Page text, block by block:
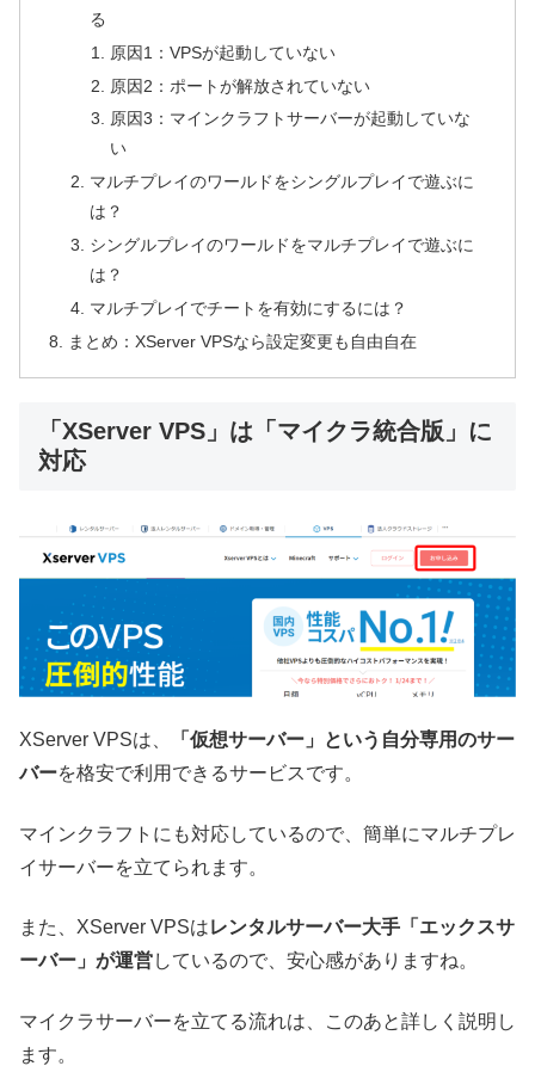
る
原因1：VPSが起動していない
原因2：ポートが解放されていない
原因3：マインクラフトサーバーが起動していな
い
マルチプレイのワールドをシングルプレイで遊ぶに
は？
シングルプレイのワールドをマルチプレイで遊ぶに
は？
マルチプレイでチートを有効にするには？
まとめ：XServer VPSなら設定変更も自由自在
「XServer VPS」は「マイクラ統合版」に
対応
XServer VPSは、
「仮想サーバー」という自分専用のサー
バーを格安で利用できるサービスです。
マインクラフトにも対応しているので、簡単にマルチプレ
イサーバーを立てられます。
また、XServer VPSはレンタルサーバー大手「エックスサ
ーバー」が運営しているので、安心感がありますね。
マイクラサーバーを立てる流れは、このあと詳しく説明し
ます。